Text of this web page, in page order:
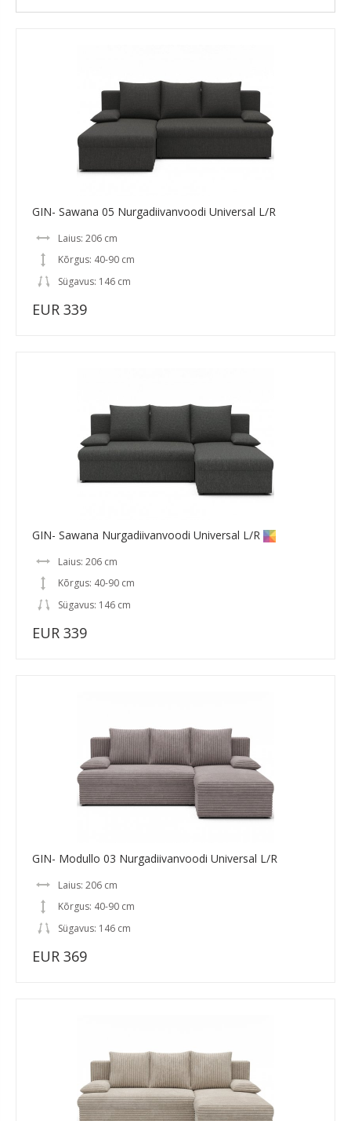
GIN- Sawana 05 Nurgadiivanvoodi Universal L/R
Laius: 206 cm
Kõrgus: 40-90 cm
Sügavus: 146 cm
EUR 339
GIN- Sawana Nurgadiivanvoodi Universal L/R
Laius: 206 cm
Kõrgus: 40-90 cm
Sügavus: 146 cm
EUR 339
GIN- Modullo 03 Nurgadiivanvoodi Universal L/R
Laius: 206 cm
Kõrgus: 40-90 cm
Sügavus: 146 cm
EUR 369